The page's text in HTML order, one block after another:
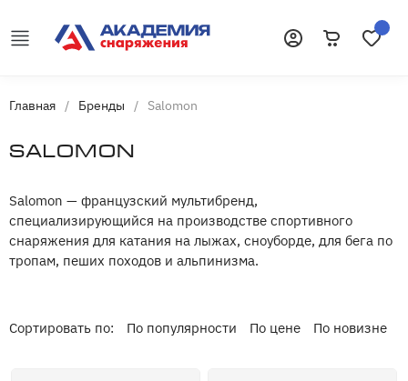
Главная / Бренды / Salomon
Salomon
Salomon — французский мультибренд,
специализирующийся на производстве спортивного
снаряжения для катания на лыжах, сноуборде, для бега по
тропам, пеших походов и альпинизма.
Сортировать по: По популярности По цене По новизне